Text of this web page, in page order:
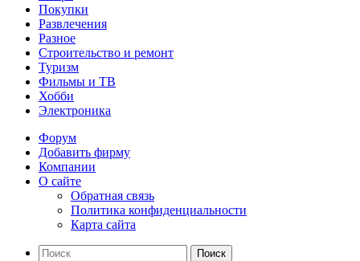
Покупки
Развлечения
Разное
Строительство и ремонт
Туризм
Фильмы и ТВ
Хобби
Электроника
Форум
Добавить фирму
Компании
О сайте
Обратная связь
Политика конфиденциальности
Карта сайта
Поиск